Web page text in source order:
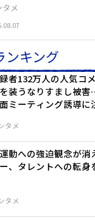
タメ
ンキング
タメ
者132万人の人気コ
装うなりすまし被
ミーティング誘導に
タメ
運動への強迫観念が
、タレントへの転身